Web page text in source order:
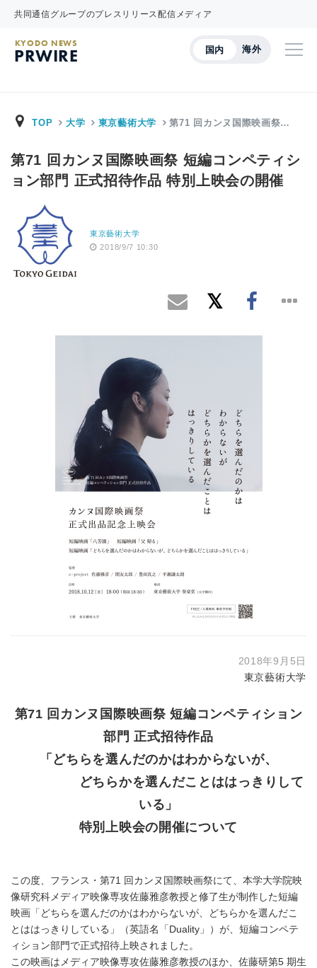
共同通信グループのプレスリリース配信メディア
国内 海外
KYODO NEWS
PRWIRE
TOP 大学 東京藝術大学 第71 回カンヌ国際映画祭…
第71 回カンヌ国際映画祭 短編コンペティシ
ョン部門 正式招待作品 特別上映会の開催
東京藝術大学
2018/9/7 10:30
2018年9月5日
東京藝術大学
第71 回カンヌ国際映画祭 短編コンペティション
部門 正式招待作品
「どちらを選んだのかはわからないが、
どちらかを選んだことははっきりして
いる」
特別上映会の開催について
この度、フランス・第71 回カンヌ国際映画祭にて、本学大学院映
像研究科メディア映像専攻佐藤雅彦教授と修了生が制作した短編
映画「どちらを選んだのかはわからないが、どちらかを選んだこ
とははっきりしている」（英語名「Duality」）が、短編コンペテ
ィション部門で正式招待上映されました。
この映画はメディア映像専攻佐藤雅彦教授のほか、佐藤研第5 期生